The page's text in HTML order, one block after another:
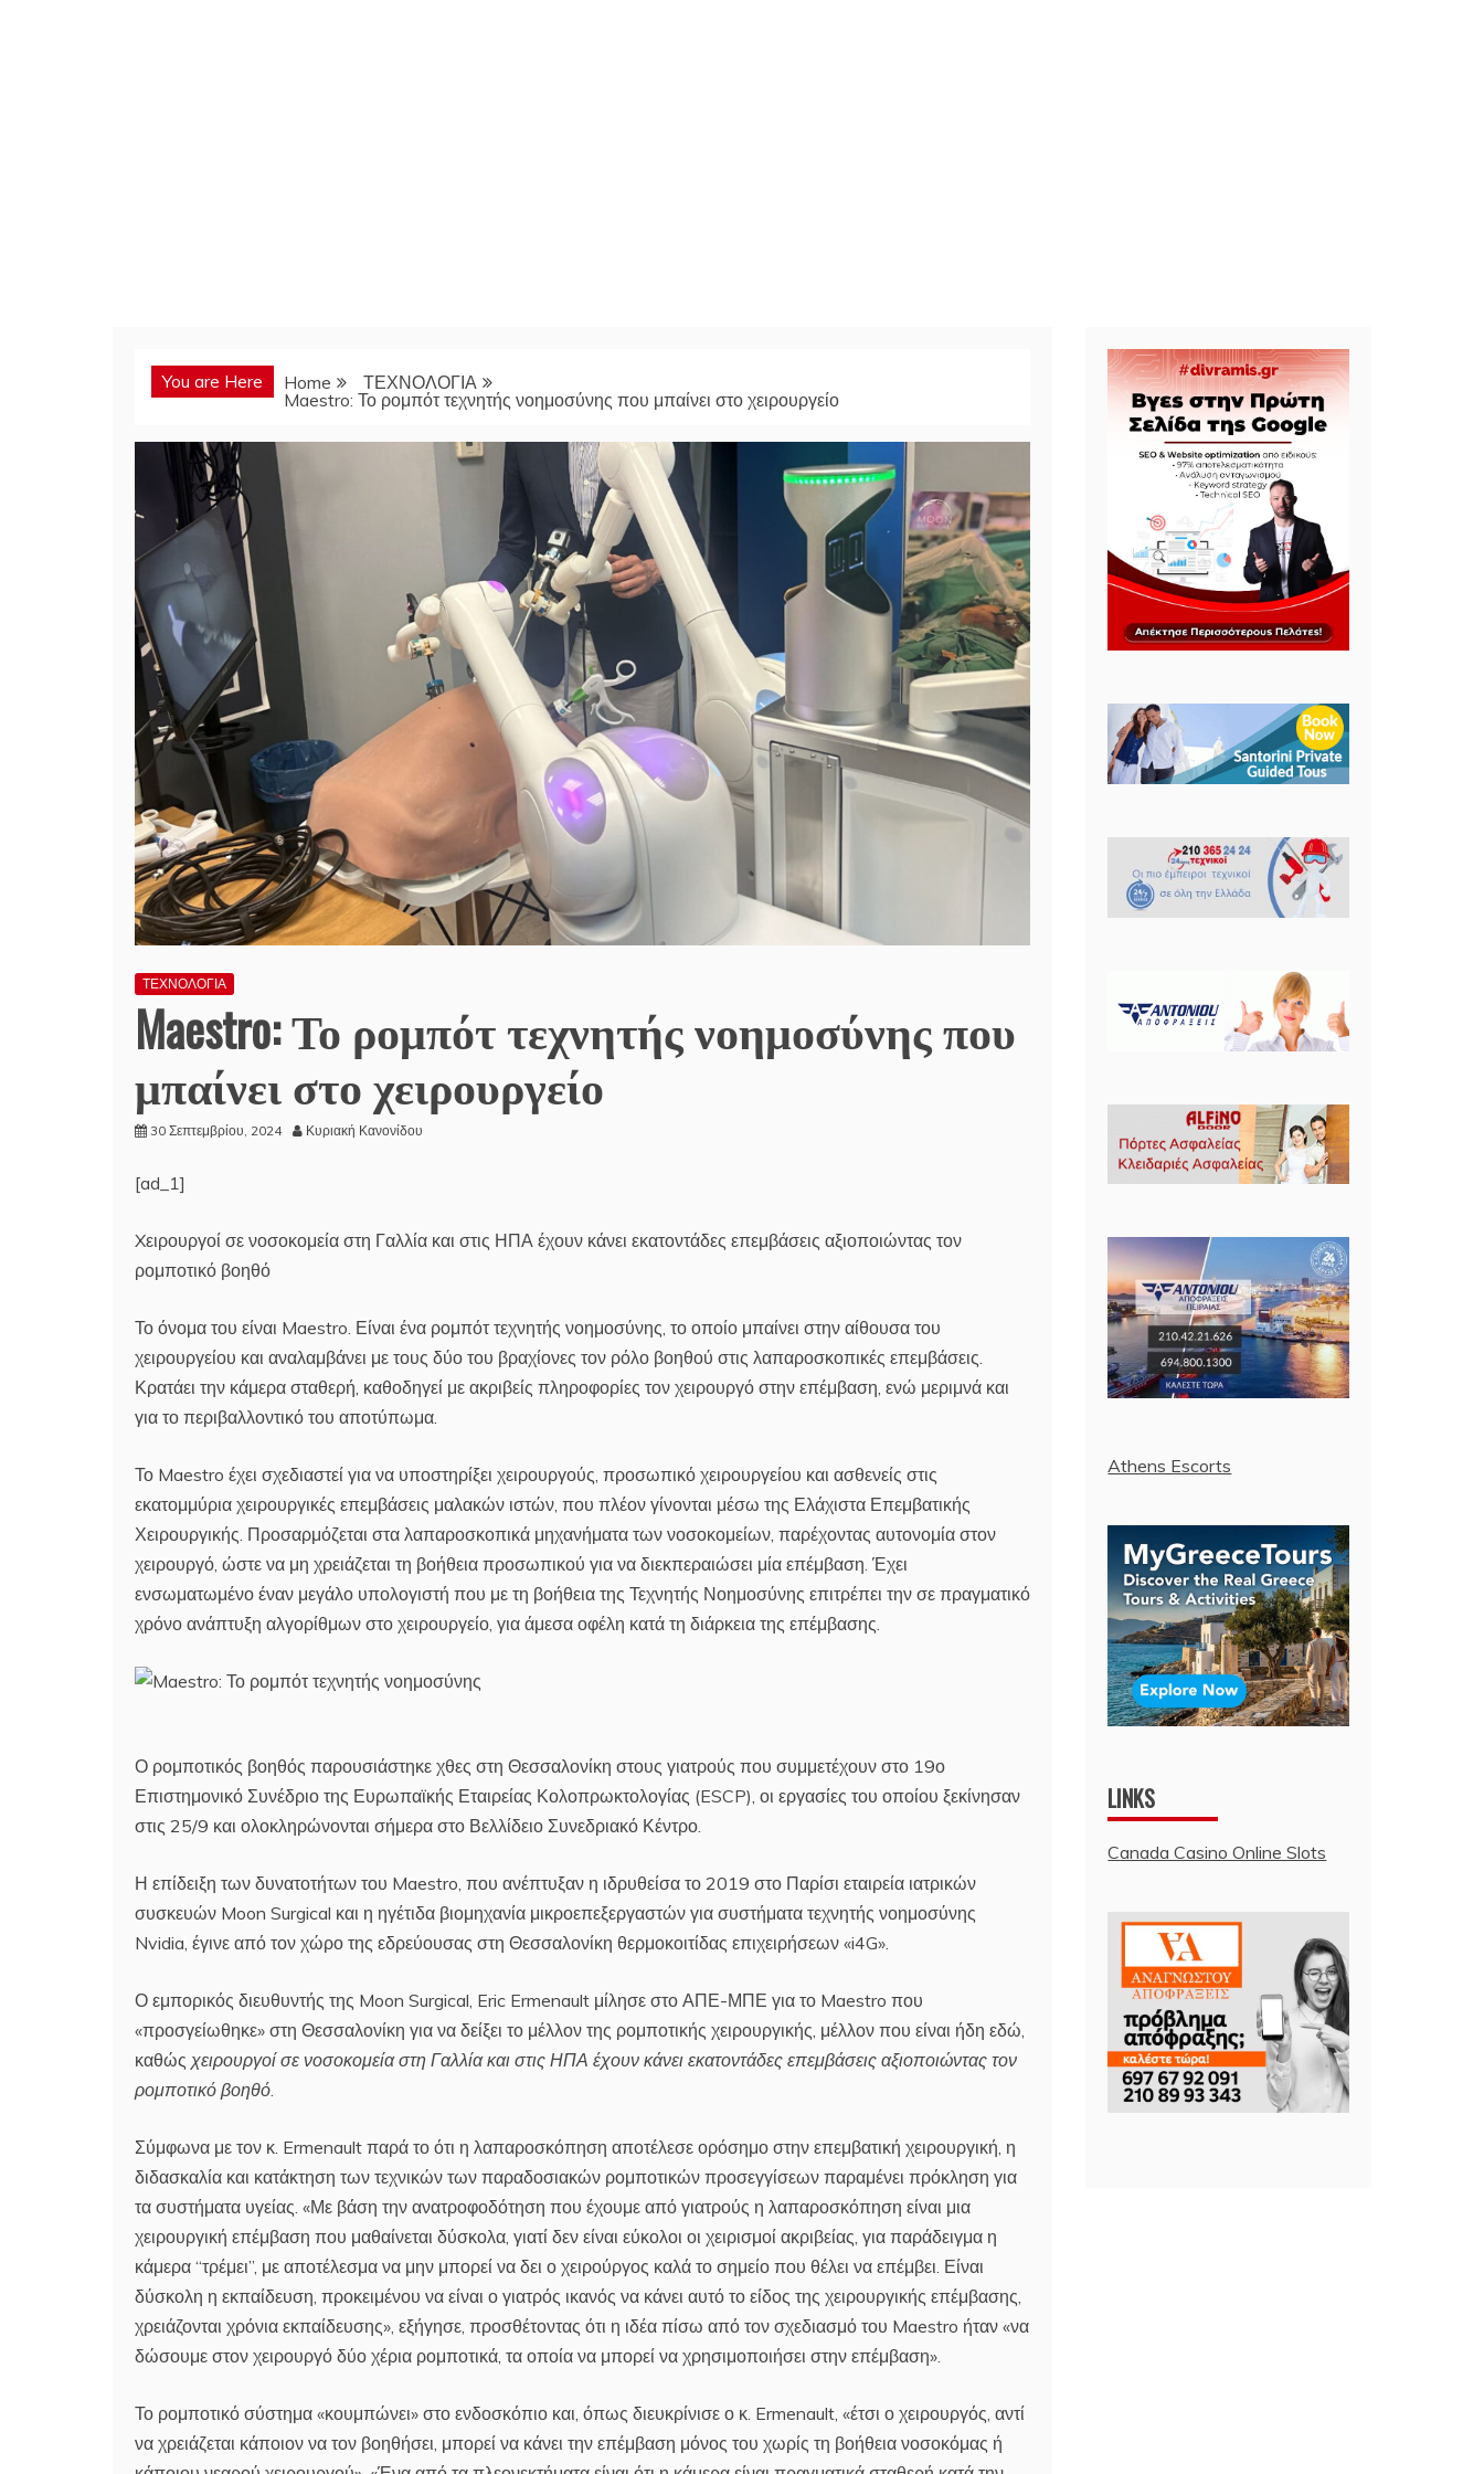
You are Here Home
ΤΕΧΝΟΛΟΓΙΑ
Maestro: Το ρομπότ τεχνητής νοημοσύνης που μπαίνει στο χειρουργείο
ΤΕΧΝΟΛΟΓΙΑ
Maestro: Το ρομπότ τεχνητής νοημοσύνης που
μπαίνει στο χειρουργείο
30 Σεπτεμβρίου, 2024 Κυριακή Κανονίδου
[ad_1]
Xειρουργοί σε νοσοκομεία στη Γαλλία και στις ΗΠΑ έχουν κάνει εκατοντάδες επεμβάσεις αξιοποιώντας τον
ρομποτικό βοηθό
Το όνομα του είναι Maestro. Είναι ένα ρομπότ τεχνητής νοημοσύνης, το οποίο μπαίνει στην αίθουσα του
χειρουργείου και αναλαμβάνει με τους δύο του βραχίονες τον ρόλο βοηθού στις λαπαροσκοπικές επεμβάσεις.
Κρατάει την κάμερα σταθερή, καθοδηγεί με ακριβείς πληροφορίες τον χειρουργό στην επέμβαση, ενώ μεριμνά και
για το περιβαλλοντικό του αποτύπωμα.
Το Maestro έχει σχεδιαστεί για να υποστηρίξει χειρουργούς, προσωπικό χειρουργείου και ασθενείς στις
εκατομμύρια χειρουργικές επεμβάσεις μαλακών ιστών, που πλέον γίνονται μέσω της Ελάχιστα Επεμβατικής
Χειρουργικής. Προσαρμόζεται στα λαπαροσκοπικά μηχανήματα των νοσοκομείων, παρέχοντας αυτονομία στον
χειρουργό, ώστε να μη χρειάζεται τη βοήθεια προσωπικού για να διεκπεραιώσει μία επέμβαση. Έχει
ενσωματωμένο έναν μεγάλο υπολογιστή που με τη βοήθεια της Τεχνητής Νοημοσύνης επιτρέπει την σε πραγματικό
χρόνο ανάπτυξη αλγορίθμων στο χειρουργείο, για άμεσα οφέλη κατά τη διάρκεια της επέμβασης.
Ο ρομποτικός βοηθός παρουσιάστηκε χθες στη Θεσσαλονίκη στους γιατρούς που συμμετέχουν στο 19ο
Επιστημονικό Συνέδριο της Ευρωπαϊκής Εταιρείας Κολοπρωκτολογίας (ESCP), οι εργασίες του οποίου ξεκίνησαν
στις 25/9 και ολοκληρώνονται σήμερα στο Βελλίδειο Συνεδριακό Κέντρο.
Η επίδειξη των δυνατοτήτων του Maestro, που ανέπτυξαν η ιδρυθείσα το 2019 στο Παρίσι εταιρεία ιατρικών
συσκευών Moon Surgical και η ηγέτιδα βιομηχανία μικροεπεξεργαστών για συστήματα τεχνητής νοημοσύνης
Nvidia, έγινε από τον χώρο της εδρεύουσας στη Θεσσαλονίκη θερμοκοιτίδας επιχειρήσεων «i4G».
Ο εμπορικός διευθυντής της Moon Surgical, Eric Ermenault μίλησε στο ΑΠΕ-ΜΠΕ για το Maestro που
«προσγείωθηκε» στη Θεσσαλονίκη για να δείξει το μέλλον της ρομποτικής χειρουργικής, μέλλον που είναι ήδη εδώ,
καθώς χειρουργοί σε νοσοκομεία στη Γαλλία και στις ΗΠΑ έχουν κάνει εκατοντάδες επεμβάσεις αξιοποιώντας τον
ρομποτικό βοηθό.
Σύμφωνα με τον κ. Ermenault παρά το ότι η λαπαροσκόπηση αποτέλεσε ορόσημο στην επεμβατική χειρουργική, η
διδασκαλία και κατάκτηση των τεχνικών των παραδοσιακών ρομποτικών προσεγγίσεων παραμένει πρόκληση για
τα συστήματα υγείας. «Με βάση την ανατροφοδότηση που έχουμε από γιατρούς η λαπαροσκόπηση είναι μια
χειρουργική επέμβαση που μαθαίνεται δύσκολα, γιατί δεν είναι εύκολοι οι χειρισμοί ακριβείας, για παράδειγμα η
κάμερα “τρέμει”, με αποτέλεσμα να μην μπορεί να δει ο χειρούργος καλά το σημείο που θέλει να επέμβει. Είναι
δύσκολη η εκπαίδευση, προκειμένου να είναι ο γιατρός ικανός να κάνει αυτό το είδος της χειρουργικής επέμβασης,
χρειάζονται χρόνια εκπαίδευσης», εξήγησε, προσθέτοντας ότι η ιδέα πίσω από τον σχεδιασμό του Maestro ήταν «να
δώσουμε στον χειρουργό δύο χέρια ρομποτικά, τα οποία να μπορεί να χρησιμοποιήσει στην επέμβαση».
Το ρομποτικό σύστημα «κουμπώνει» στο ενδοσκόπιο και, όπως διευκρίνισε ο κ. Ermenault, «έτσι ο χειρουργός, αντί
να χρειάζεται κάποιον να τον βοηθήσει, μπορεί να κάνει την επέμβαση μόνος του χωρίς τη βοήθεια νοσοκόμας ή
Athens Escorts
LINKS
Canada Casino Online Slots